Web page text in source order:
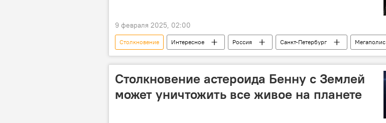
9 февраля 2025, 02:00
Столкновение Интересное Россия Санкт-Петербург
Мегаполис
Космос
Вселенная Планета Земля Астероид
Взрыв
Столкновение астероида Бенну с Землей
может уничтожить все живое на планете